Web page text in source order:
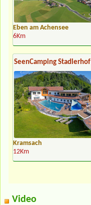
Eben am Achensee
6Km
SeenCamping Stadlerhof
Kramsach
12Km
Video